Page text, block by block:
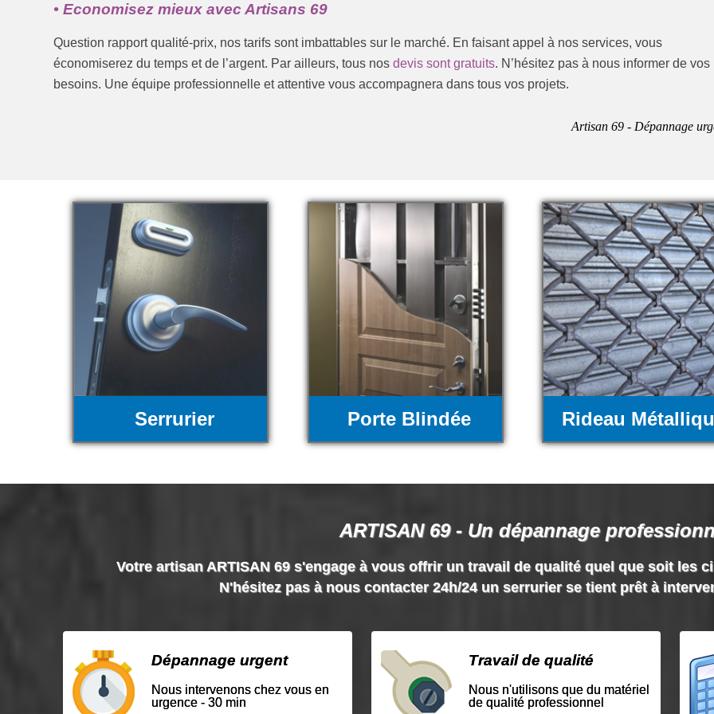
• Economisez mieux avec Artisans 69
Question rapport qualité-prix, nos tarifs sont imbattables sur le marché. En faisant appel à nos services, vous
économiserez du temps et de l’argent. Par ailleurs, tous nosdevis sont gratuits. N’hésitez pas à nous informer de vos
besoins. Une équipe professionnelle et attentive vous accompagnera dans tous vos projets.
Artisan 69 - Dépannage
Serrurier Porte Blindée Rideau
ARTISAN 69 - Un dépannage
Votre artisan ARTISAN 69 s'engage à vous offrir un travail de qualité quel que soit les
N'hésitez pas à nous contacter 24h/24 un serrurier se tient prêt à
Dépannage urgent
Nous intervenons chez vous en
urgence - 30 min
Travail de qualité
Nous n'utilisons que du matériel
de qualité professionnel